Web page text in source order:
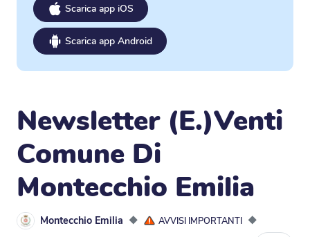
Scarica app iOS
Scarica app Android
Newsletter (E.)Venti
Comune Di
Montecchio Emilia
Montecchio Emilia ◆ AVVISI IMPORTANTI ◆